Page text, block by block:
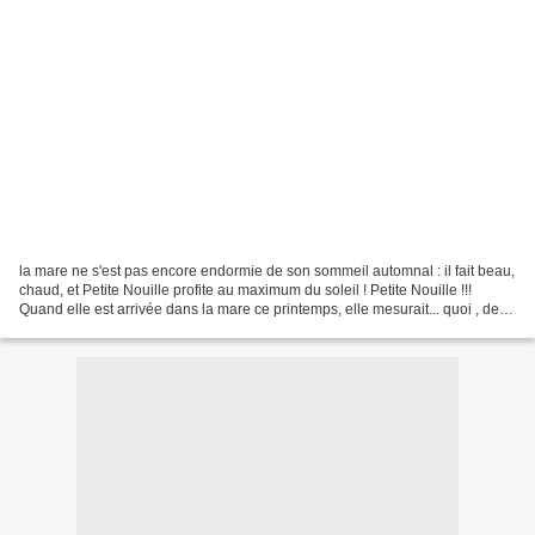
la mare ne s'est pas encore endormie de son sommeil automnal : il fait beau,
chaud, et Petite Nouille profite au maximum du soleil ! Petite Nouille !!!
Quand elle est arrivée dans la mare ce printemps, elle mesurait... quoi , deux